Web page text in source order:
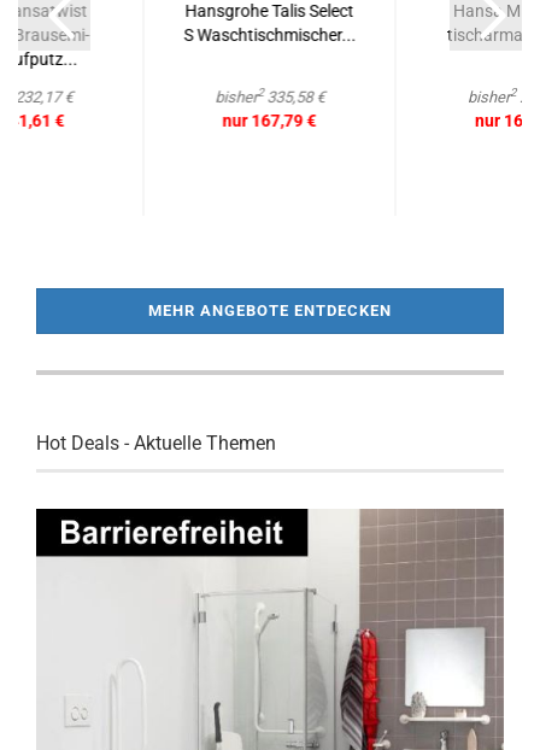
​​Brausemi­
Auf­putz...
232,17 €
€
Hans­gro­he Talis Select
S Wasch­tisch­mi­scher...
bisher2335,58 €
nur 167,79 €
Hansa Mix
bisher2
nur
MEHR ANGEBOTE ENTDECKEN
Hot Deals - Aktuelle Themen